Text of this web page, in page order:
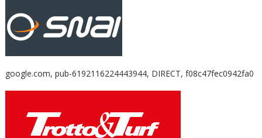
google.com, pub-6192116224443944, DIRECT, f08c47fec0942fa0